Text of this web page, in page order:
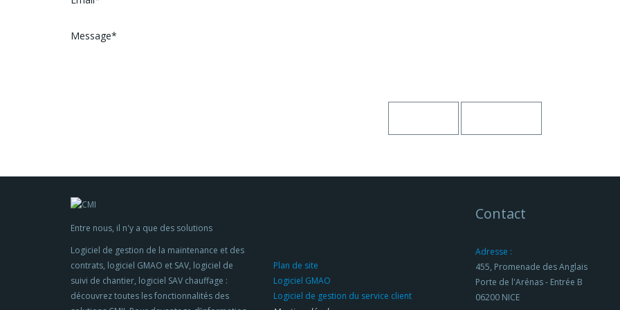
Entre nous, il n'y a que des solutions
Logiciel de gestion de la maintenance et des
contrats, logiciel GMAO et SAV, logiciel de
suivi de chantier, logiciel SAV chauffage :
découvrez toutes les fonctionnalités des
Plan de site
Logiciel GMAO
Logiciel de gestion du service client
Contact
Adresse :
455, Promenade des Anglais
Porte de l'Arénas - Entrée B
06200 NICE